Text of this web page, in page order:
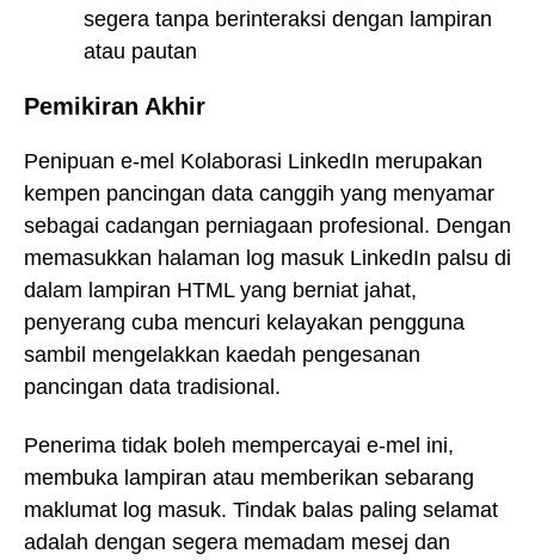
segera tanpa berinteraksi dengan lampiran
atau pautan
Pemikiran Akhir
Penipuan e-mel Kolaborasi LinkedIn merupakan
kempen pancingan data canggih yang menyamar
sebagai cadangan perniagaan profesional. Dengan
memasukkan halaman log masuk LinkedIn palsu di
dalam lampiran HTML yang berniat jahat,
penyerang cuba mencuri kelayakan pengguna
sambil mengelakkan kaedah pengesanan
pancingan data tradisional.
Penerima tidak boleh mempercayai e-mel ini,
membuka lampiran atau memberikan sebarang
maklumat log masuk. Tindak balas paling selamat
adalah dengan segera memadam mesej dan